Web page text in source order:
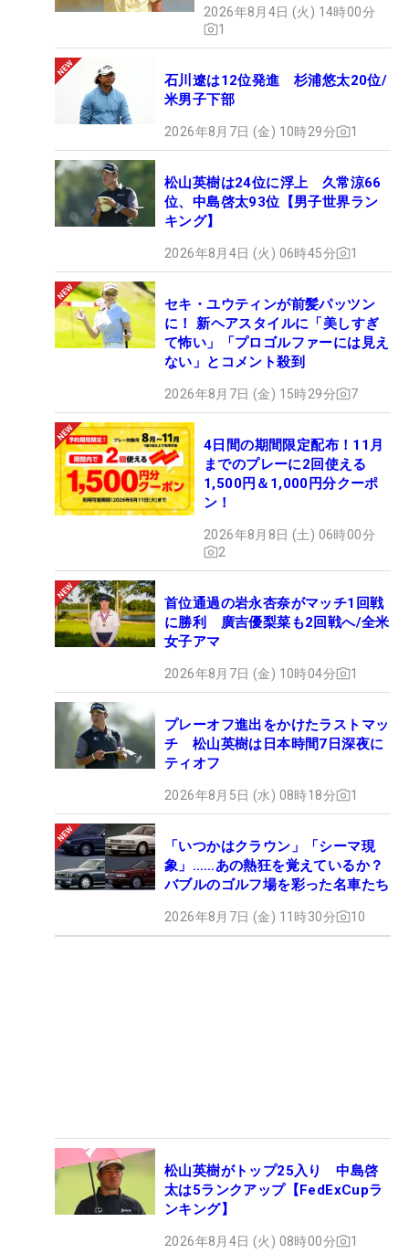
2026年8月4日 (火) 14時00分
1
石川遼は12位発進 杉浦悠太20位/
米男子下部
2026年8月7日 (金) 10時29分 1
松山英樹は24位に浮上 久常涼66
位、中島啓太93位【男子世界ラン
キング】
2026年8月4日 (火) 06時45分 1
セキ・ユウティンが前髪パッツン
に！ 新ヘアスタイルに「美しすぎ
て怖い」「プロゴルファーには見え
ない」とコメント殺到
2026年8月7日 (金) 15時29分 7
4日間の期間限定配布！11月
までのプレーに2回使える
1,500円＆1,000円分クーポ
ン！
2026年8月8日 (土) 06時00分
2
首位通過の岩永杏奈がマッチ1回戦
に勝利 廣吉優梨菜も2回戦へ/全米
女子アマ
2026年8月7日 (金) 10時04分 1
プレーオフ進出をかけたラストマッ
チ 松山英樹は日本時間7日深夜に
ティオフ
2026年8月5日 (水) 08時18分 1
「いつかはクラウン」「シーマ現
象」……あの熱狂を覚えているか？
バブルのゴルフ場を彩った名車たち
2026年8月7日 (金) 11時30分 10
松山英樹がトップ25入り 中島啓
太は5ランクアップ【FedExCupラ
ンキング】
2026年8月4日 (火) 08時00分 1